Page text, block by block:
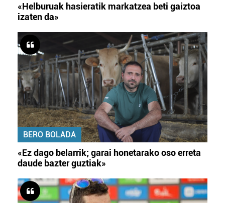
«Helburuak hasieratik markatzea beti gaiztoa
izaten da»
BERO BOLADA
«Ez dago belarrik; garai honetarako oso erreta
daude bazter guztiak»